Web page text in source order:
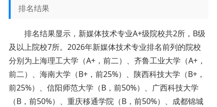
排名结果
排名结果显示，新媒体技术专业A+级院校共2所，B级
及以上院校7所。2026年新媒体技术专业排名前列的院校
分别为上海理工大学（A+，前二）、齐鲁工业大学（A+，
前二）、海南大学（B+，前25%）、陕西科技大学（B+，
前25%）、信阳师范大学（B，前50%）、广西科技大学
（B，前50%）、重庆移通学院（B，前50%）、成都锦城